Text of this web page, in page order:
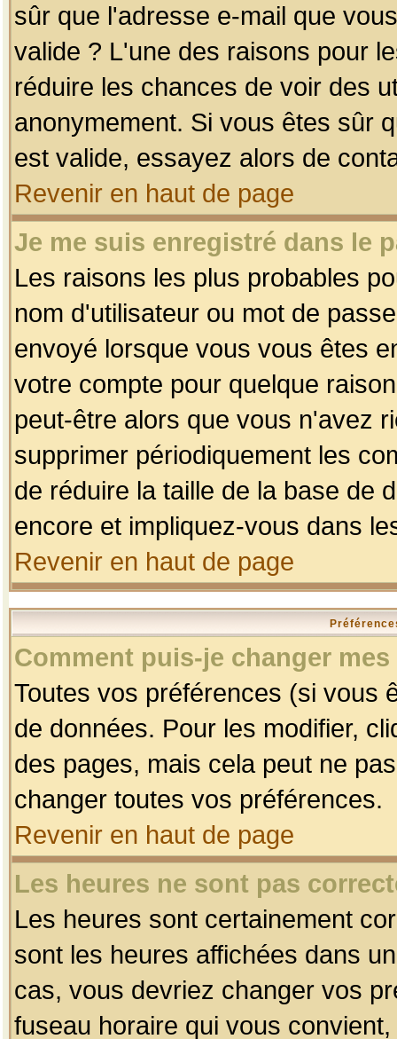
sûr que l'adresse e-mail que
valide ? L'une des raisons pour
réduire les chances de voir des
anonymement. Si vous êtes sûr
est valide, essayez alors de
Revenir en haut de page
Je me suis enregistré dans le
Les raisons les plus probables
nom d'utilisateur ou mot de
envoyé lorsque vous vous êtes
votre compte pour quelque
peut-être alors que vous n'avez
supprimer périodiquement les
de réduire la taille de la base de
encore et impliquez-vous dans
Revenir en haut de page
Comment puis-je changer
Toutes vos préférences (si vous
de données. Pour les modifier,
des pages, mais cela peut ne
changer toutes vos préférences.
Revenir en haut de page
Les heures ne sont pas
Les heures sont certainement
sont les heures affichées dans
cas, vous devriez changer vos
fuseau horaire qui vous